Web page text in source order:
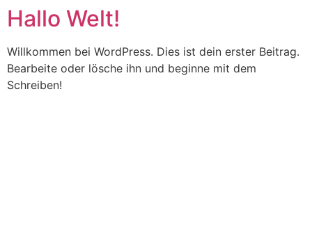
Zum
Inhalt
springen
Hallo Welt!
Willkommen bei WordPress. Dies ist dein erster Beitrag.
Bearbeite oder lösche ihn und beginne mit dem
Schreiben!